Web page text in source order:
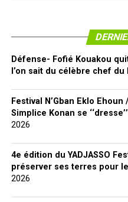
Défense- Fofié Kouakou
l’on sait du célèbre chef du
Festival N’Gban Eklo
Simplice Konan se
2026
4e édition du YADJASSO
préserver ses terres pour
2026